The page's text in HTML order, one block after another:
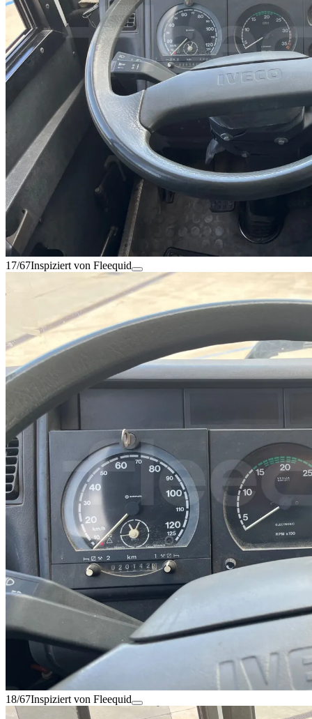
17/67Inspiziert von Fleequid
18/67Inspiziert von Fleequid